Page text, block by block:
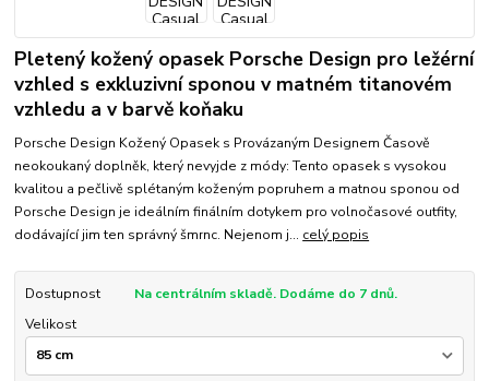
Pletený kožený opasek Porsche Design pro ležérní
vzhled s exkluzivní sponou v matném titanovém
vzhledu a v barvě koňaku
Porsche Design Kožený Opasek s Provázaným Designem Časově
neokoukaný doplněk, který nevyjde z módy: Tento opasek s vysokou
kvalitou a pečlivě splétaným koženým popruhem a matnou sponou od
Porsche Design je ideálním finálním dotykem pro volnočasové outfity,
dodávající jim ten správný šmrnc. Nejenom j... celý popis
Dostupnost
Na centrálním skladě. Dodáme do 7 dnů.
Velikost